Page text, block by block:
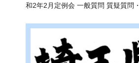
和2年2月定例会 一般質問 質疑質問